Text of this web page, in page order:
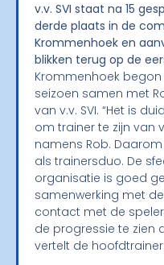
v.v. SVI staat na 15
derde plaats in de
Krommenhoek en
blikken terug op de
Krommenhoek
seizoen samen met
van v.v. SVI. “Het is
om trainer te zijn van
namens Rob.
als trainersduo. De
organisatie is goed
samenwerking met
contact met de
de progressie te zien
vertelt de hoofdtrainer.